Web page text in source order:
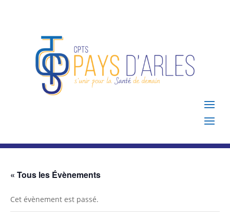
« Tous les Évènements
Cet évènement est passé.